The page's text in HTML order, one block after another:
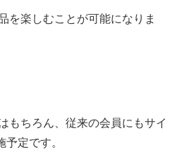
を楽しむことが可能になりま
もちろん、従来の会員にもサイ
定です。